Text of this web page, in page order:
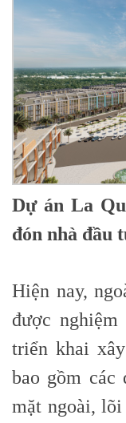
Dự án La
đón nhà đầu
Hiện nay,
được
triển khai
bao gồm các
mặt ngoài,